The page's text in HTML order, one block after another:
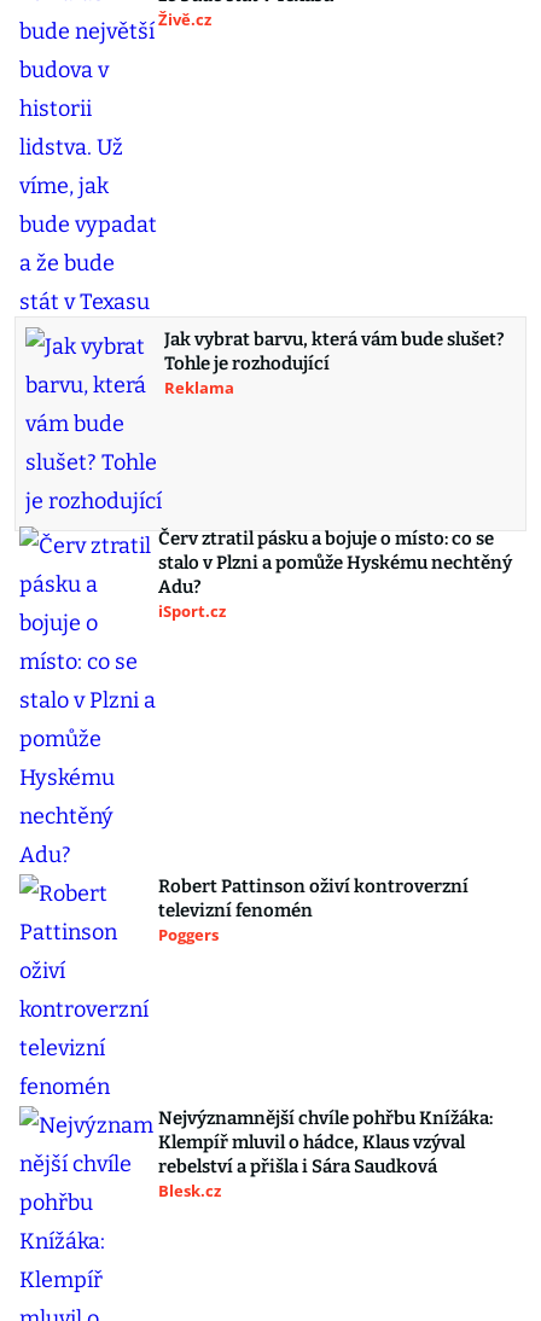
Živě.cz
Jak vybrat barvu, která vám bude slušet?
Tohle je rozhodující
Reklama
Červ ztratil pásku a bojuje o místo: co se
stalo v Plzni a pomůže Hyskému nechtěný
Adu?
iSport.cz
Robert Pattinson oživí kontroverzní
televizní fenomén
Poggers
Nejvýznamnější chvíle pohřbu Knížáka:
Klempíř mluvil o hádce, Klaus vzýval
rebelství a přišla i Sára Saudková
Blesk.cz